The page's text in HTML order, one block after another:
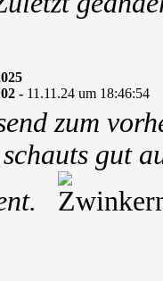
- 11.11.24 um 18:46:54
zum
gut